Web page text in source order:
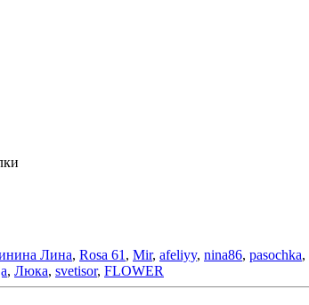
Лина, Rosa 61 , Mir, afeliyy, nina86, pasochka,
, Люка, svetisor, FLOWER